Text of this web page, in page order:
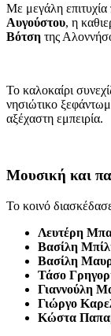
Με μεγάλη επιτυχία
Αυγούστου, η
Βότση της
Το καλοκαίρι
νησιώτικο
αξέχαστη εμπειρία.
Μουσική και
Το κοινό
Λευτέρη
Βασίλη
Βασίλη
Τάσο
Γιαννούλη
Γιώργο
Κώστα